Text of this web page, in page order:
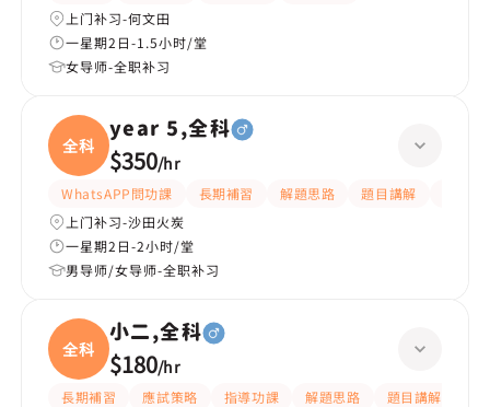
上门补习-何文田
一星期2日-1.5小时/堂
女导师-全职补习
全科
year 5,全科
$350/hr
WhatsAPP問功課 長期補習 解題思路 題目講解
上门补习-沙田火炭
一星期2日-2小时/堂
男导师/女导师-全职补习
全科
小二,全科
$180/hr
長期補習 應試策略 指導功課 解題思路 題目講解